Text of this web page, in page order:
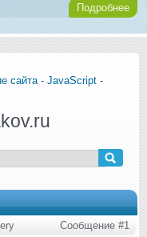
Подробнее
сайта - JavaScript -
Сообщение #1